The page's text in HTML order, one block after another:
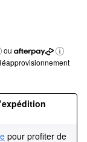
ou
pour profiter de